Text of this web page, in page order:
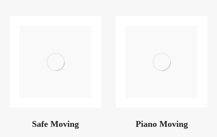
Safe Moving Piano Moving